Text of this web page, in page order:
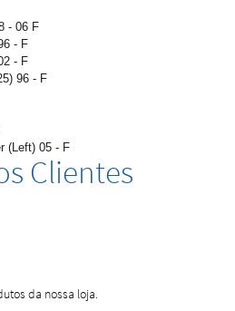
- 06 F
- F
- F
96 - F
(Left) 05 - F
Clientes
da nossa loja.